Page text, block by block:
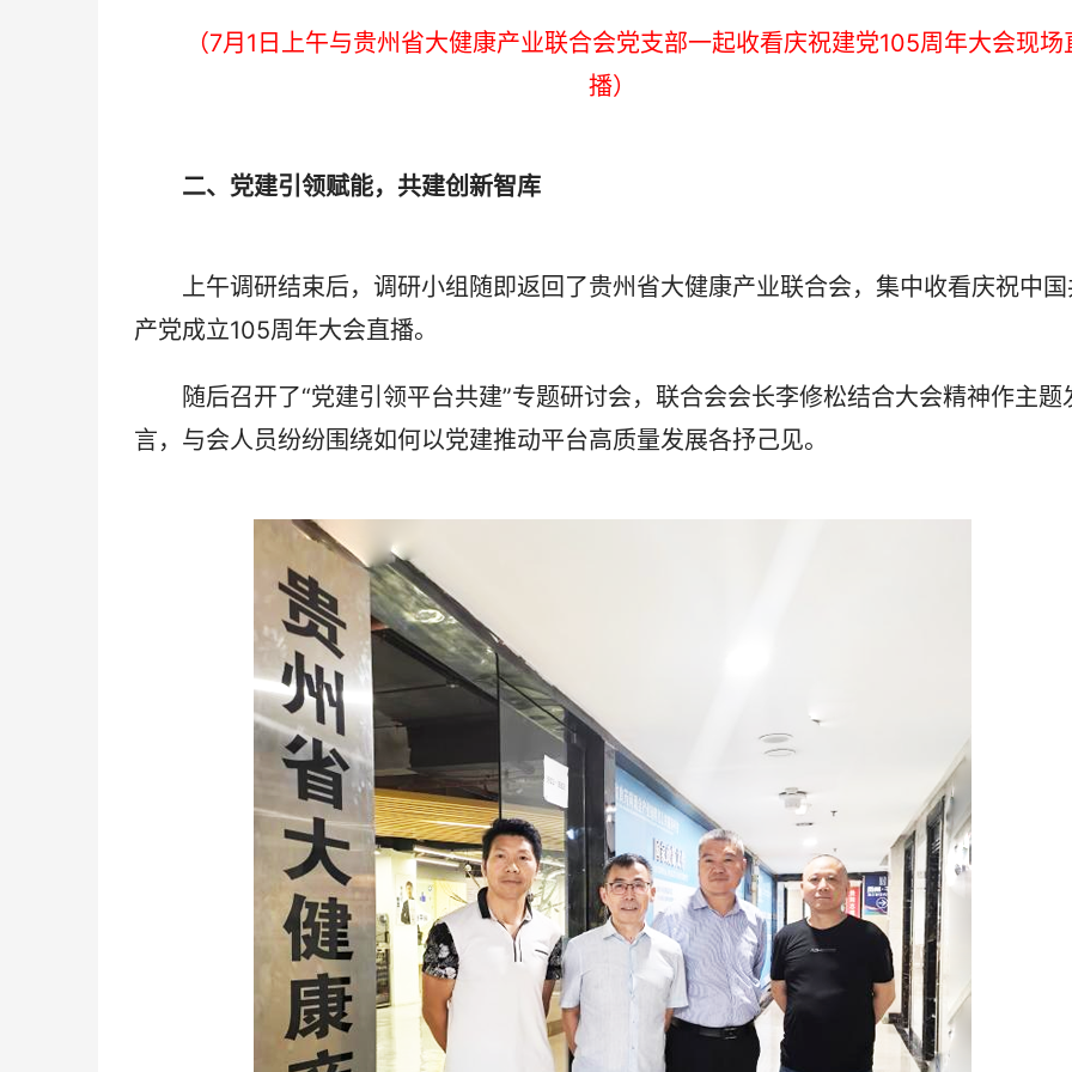
（7月1日上午与贵州省大健康产业联合会党支部一起收看庆祝建党105周年大会现场
播）
二、党建引领赋能，共建创新智库
上午调研结束后，调研小组随即返回了贵州省大健康产业联合会，集中收看庆祝中国
产党成立105周年大会直播。
随后召开了“党建引领平台共建”专题研讨会，联合会会长李修松结合大会精神作主题
言，与会人员纷纷围绕如何以党建推动平台高质量发展各抒己见。